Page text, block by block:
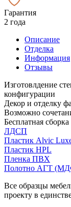
Гарантия
2 года
Описание
Отделка
Информация
Отзывы
Изготовлдение
конфигурации
Декор и отделку
Возможно
Бесплатная
ЛДСП
Пластик Alvic
Пластик HPL
Пленка ПВХ
Полотно АГТ
Все образцы
проекту в